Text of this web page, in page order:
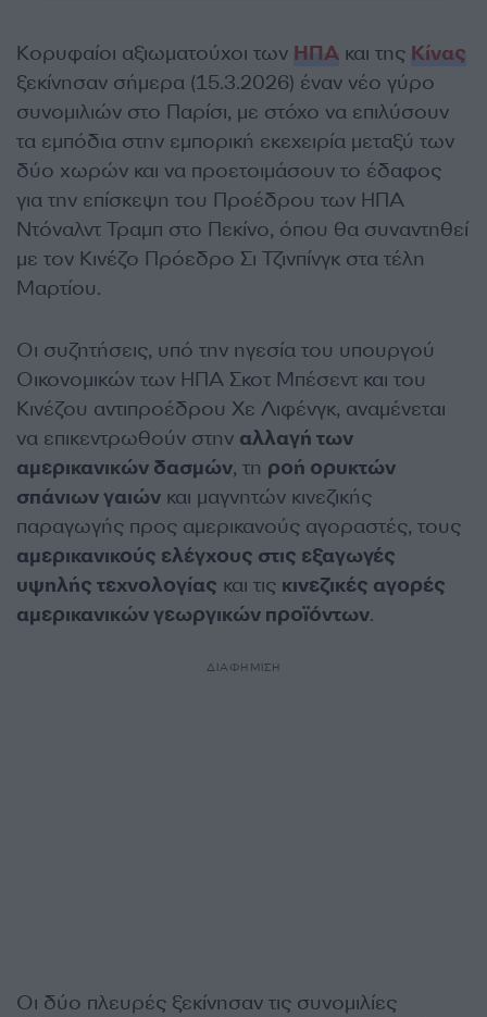
Κορυφαίοι αξιωματούχοι των ΗΠΑ και της Κίνας
ξεκίνησαν σήμερα (15.3.2026) έναν νέο γύρο
συνομιλιών στο Παρίσι, με στόχο να επιλύσουν
τα εμπόδια στην εμπορική εκεχειρία μεταξύ των
δύο χωρών και να προετοιμάσουν το έδαφος
για την επίσκεψη του Προέδρου των ΗΠΑ
Ντόναλντ Τραμπ στο Πεκίνο, όπου θα συναντηθεί
με τον Κινέζο Πρόεδρο Σι Τζινπίνγκ στα τέλη
Μαρτίου.
Οι συζητήσεις, υπό την ηγεσία του υπουργού
Οικονομικών των ΗΠΑ Σκοτ Μπέσεντ και του
Κινέζου αντιπροέδρου Χε Λιφένγκ, αναμένεται
να επικεντρωθούν στην αλλαγή των
αμερικανικών δασμών, τη ροή ορυκτών
σπάνιων γαιών και μαγνητών κινεζικής
παραγωγής προς αμερικανούς αγοραστές, τους
αμερικανικούς ελέγχους στις εξαγωγές
υψηλής τεχνολογίας και τις κινεζικές αγορές
αμερικανικών γεωργικών προϊόντων.
ΔΙΑΦΗΜΙΣΗ
Οι δύο πλευρές ξεκίνησαν τις συνομιλίες